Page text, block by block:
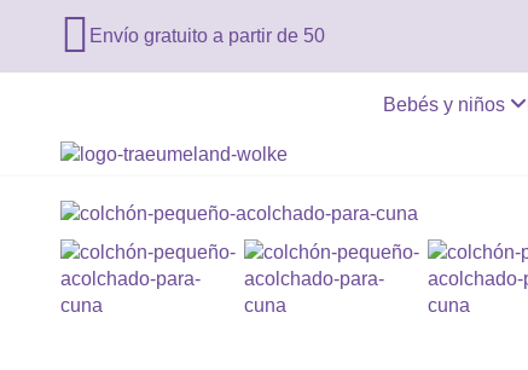
 Envío gratuito a partir de 50
Bebés y niños